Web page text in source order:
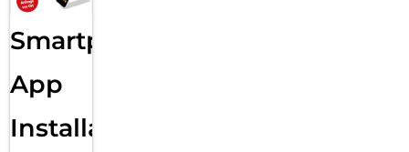
Smartphone
App
Installation